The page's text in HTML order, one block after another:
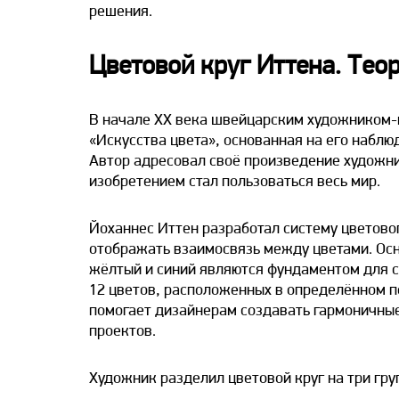
решения.
Цветовой круг Иттена.
В начале ХХ века швейцарским
«Искусства цвета», основанная на его
Автор адресовал своё произведение
изобретением стал пользоваться весь мир.
Йоханнес Иттен разработал систему
отображать взаимосвязь между цветами.
жёлтый и синий являются фундаментом для
12 цветов, расположенных в определённом
помогает дизайнерам создавать
проектов.
Художник разделил цветовой круг на три